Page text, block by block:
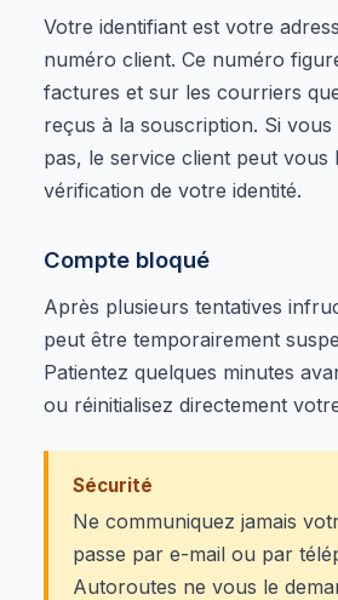
Votre identifiant est votre
numéro client. Ce numéro
factures et sur les courriers
reçus à la souscription. Si
pas, le service client peut vous
vérification de votre identité.
Compte bloqué
Après plusieurs tentatives
peut être temporairement
Patientez quelques minutes
ou réinitialisez directement
Sécurité
Ne communiquez jamais
passe par e-mail ou par
Autoroutes ne vous le